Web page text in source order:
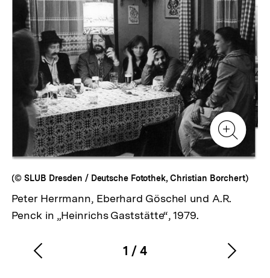
Zur
Zur
Zur
Galerieansicht
(© SLUB Dresden / Deutsche Fotothek, Christian Borchert)
Peter Herrmann, Eberhard Göschel und A.R.
Penck in „Heinrichs Gaststätte“, 1979.
Karussellinhalt
1
von
/4
Vorherigen